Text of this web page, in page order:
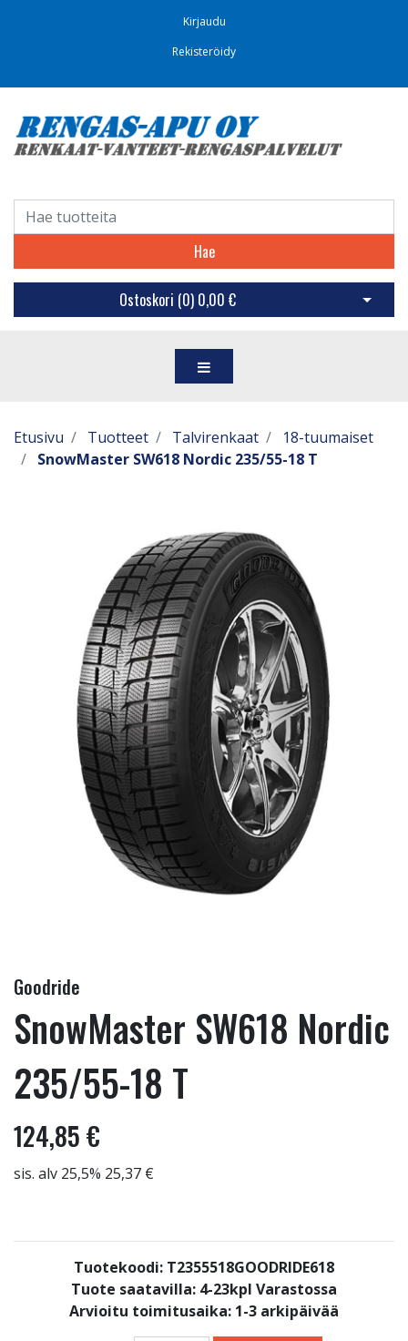
Kirjaudu
Rekisteröidy
Hae
Ostoskori (0) 0,00 € Avaa
Etusivu Tuotteet Talvirenkaat
18-tuumaiset
SnowMaster SW618 Nordic 235/55-18 T
Goodride
SnowMaster SW618 Nordic
235/55-18 T
124,85 €
sis. alv 25,5% 25,37 €
Tuotekoodi: T2355518GOODRIDE618
Tuote saatavilla: 4-23kpl Varastossa
Arvioitu toimitusaika: 1-3 arkipäivää